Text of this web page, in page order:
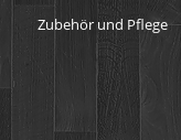
Zubehör und Pflege